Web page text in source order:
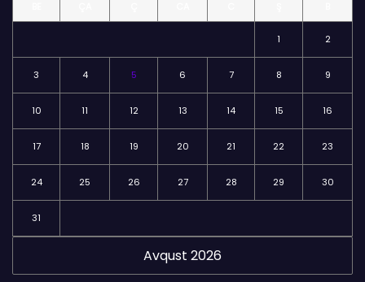
Avqust 2026
1 2
3 4 5 6 7 8 9
10 11 12 13 14 15 16
17 18 19 20 21 22 23
24 25 26 27 28 29 30
31